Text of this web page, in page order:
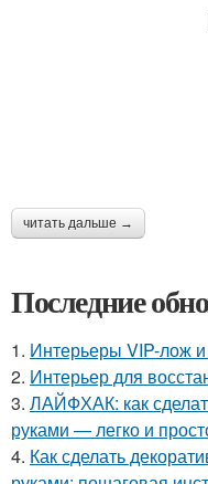
читать дальше →
Последние
1. Интерьеры VIP-лож и
2. Интерьер для
3. ЛАЙФХАК: как
руками — легко и
4. Как сделать